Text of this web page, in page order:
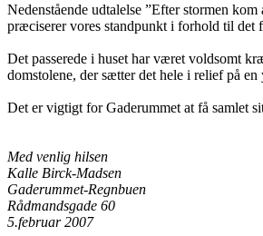
Nedenstående udtalelse ”Efter stormen
præciserer vores standpunkt i forhold til det
Det passerede i huset har været voldsomt
domstolene, der sætter det hele i relief på en
Det er vigtigt for Gaderummet at få samlet
Med venlig hilsen
Kalle Birck-Madsen
Gaderummet-Regnbuen
Rådmandsgade 60
5.februar 2007